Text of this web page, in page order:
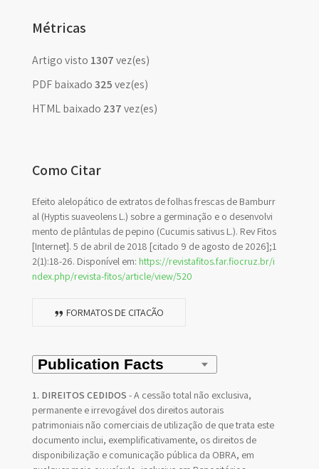
Métricas
Artigo visto 1307vez(es)
PDF baixado325vez(es)
HTML baixado 237vez(es)
Como Citar
Efeito alelopático de extratos de folhas frescas de Bamburr
al (Hyptis suaveolens L.) sobre a germinação e o desenvolvi
mento de plântulas de pepino (Cucumis sativus L.). Rev Fitos
[Internet]. 5 de abril de 2018 [citado 9 de agosto de 2026];1
2(1):18-26. Disponível em: https://revistafitos.far.fiocruz.br/i
ndex.php/revista-fitos/article/view/520
FORMATOS DE CITAÇÃO
1. DIREITOS CEDIDOS - A cessão total não exclusiva,
permanente e irrevogável dos direitos autorais
patrimoniais não comerciais de utilização de que trata este
documento inclui, exemplificativamente, os direitos de
disponibilização e comunicação pública da OBRA, em